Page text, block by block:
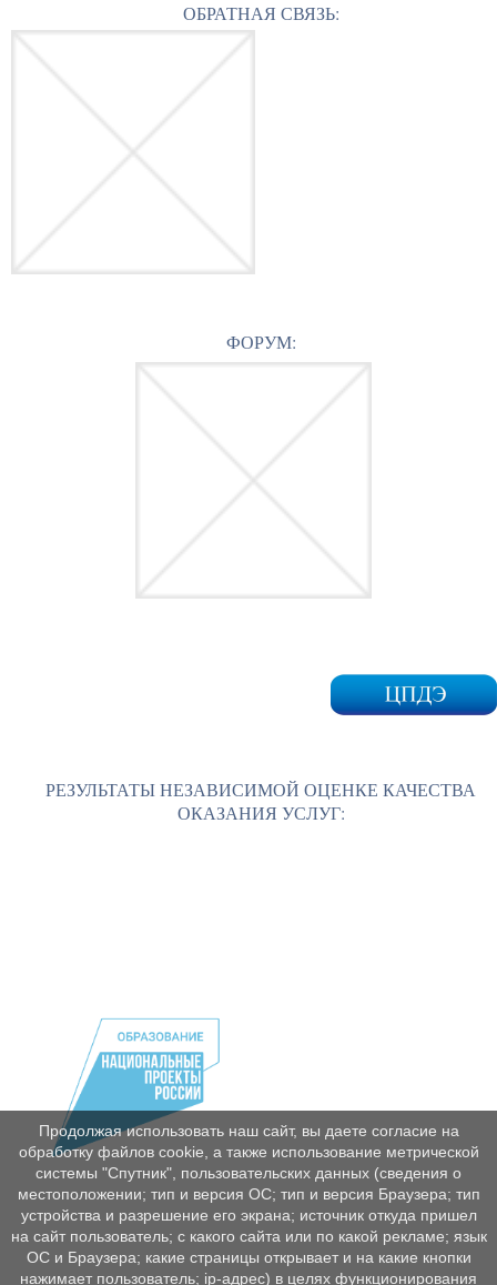
ОБРАТНАЯ СВЯЗЬ:
ФОРУМ:
РЕЗУЛЬТАТЫ НЕЗАВИСИМОЙ ОЦЕНКЕ КАЧЕСТВА
ОКАЗАНИЯ УСЛУГ:
Продолжая использовать наш сайт, вы даете согласие на
обработку файлов cookie, а также использование метрической
системы "Спутник", пользовательских данных (сведения о
местоположении; тип и версия ОС; тип и версия Браузера; тип
устройства и разрешение его экрана; источник откуда пришел
на сайт пользователь; с какого сайта или по какой рекламе; язык
ОС и Браузера; какие страницы открывает и на какие кнопки
нажимает пользователь; ip-адрес) в целях функционирования